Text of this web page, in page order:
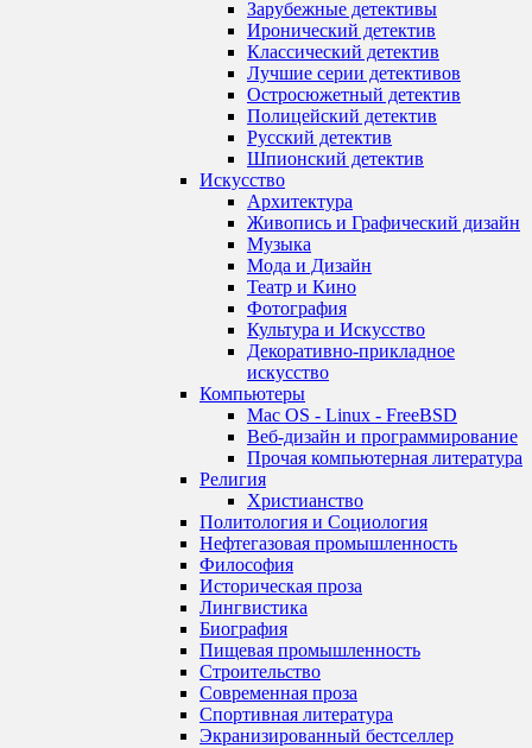
Зарубежные детективы
Иронический детектив
Классический детектив
Лучшие серии детективов
Остросюжетный детектив
Полицейский детектив
Русский детектив
Шпионский детектив
Искусство
Архитектура
Живопись и Графический дизайн
Музыка
Мода и Дизайн
Театр и Кино
Фотография
Культура и Искусство
Декоративно-прикладное
искусство
Компьютеры
Mac OS - Linux - FreeBSD
Веб-дизайн и программирование
Прочая компьютерная литература
Религия
Христианство
Политология и Социология
Нефтегазовая промышленность
Философия
Историческая проза
Лингвистика
Биография
Пищевая промышленность
Строительство
Современная проза
Спортивная литература
Экранизированный бестселлер